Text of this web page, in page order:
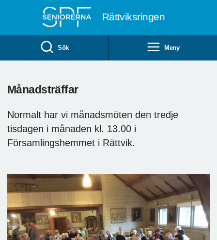
Rättviksringen
Sök Meny
Månadsträffar
Normalt har vi månadsmöten den tredje
tisdagen i månaden kl. 13.00 i
Församlingshemmet i Rättvik.